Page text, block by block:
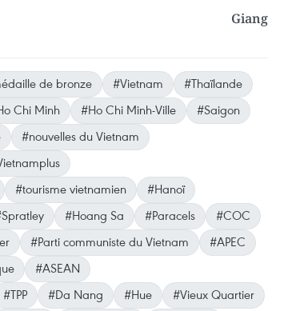
Giang
de bronze #Vietnam
#Thaïlande
Chi Minh #Ho Chi Minh-Ville
#Saigon
#nouvelles du Vietnam
#tourisme vietnamien
#Hanoï
#Hoang Sa #Paracels
#COC
#Parti communiste du Vietnam
#APEC
#ASEAN
#TPP #Da Nang #Hue
#Vieux Quartier